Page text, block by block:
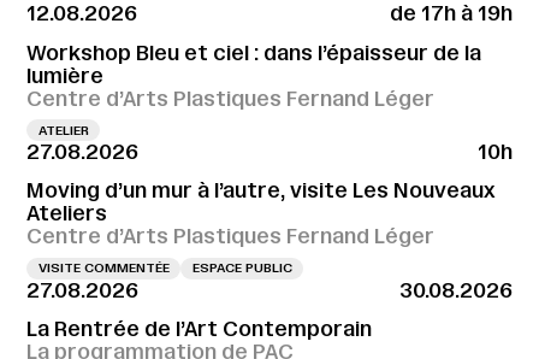
12.08.2026
de 17h à 19h
Workshop Bleu et ciel : dans l’épaisseur de la
lumière
Centre d’Arts Plastiques Fernand Léger
ATELIER
27.08.2026
10h
Moving d’un mur à l’autre, visite Les Nouveaux
Ateliers
Centre d’Arts Plastiques Fernand Léger
VISITE COMMENTÉE ESPACE PUBLIC
27.08.2026
30.08.2026
La Rentrée de l’Art Contemporain
La programmation de PAC